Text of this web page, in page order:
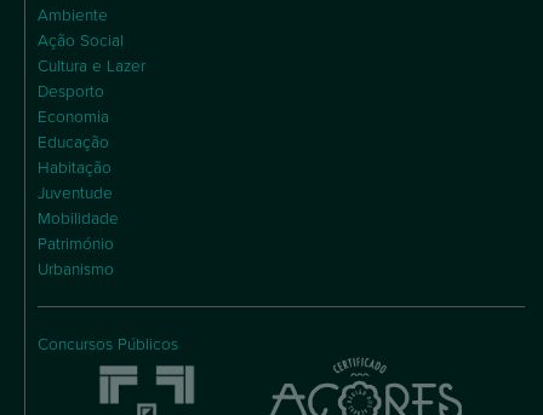
Ambiente
Ação Social
Cultura e Lazer
Desporto
Economia
Educação
Habitação
Juventude
Mobilidade
Património
Urbanismo
Concursos Públicos